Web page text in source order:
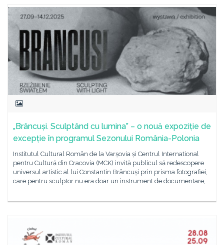
„Brâncuși. Sculptând cu lumina” – o nouă expoziție de
excepție în programul Sezonului România-Polonia
Institutul Cultural Român de la Varșovia și Centrul International
pentru Cultură din Cracovia (MCK) invită publicul să redescopere
universul artistic al lui Constantin Brâncuși prin prisma fotografiei,
care pentru sculptor nu era doar un instrument de documentare,